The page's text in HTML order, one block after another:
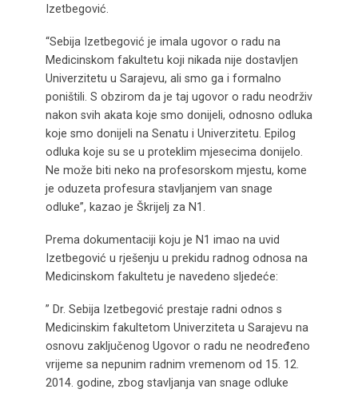
Izetbegović.
“Sebija Izetbegović je imala ugovor o radu na
Medicinskom fakultetu koji nikada nije dostavljen
Univerzitetu u Sarajevu, ali smo ga i formalno
poništili. S obzirom da je taj ugovor o radu neodrživ
nakon svih akata koje smo donijeli, odnosno odluka
koje smo donijeli na Senatu i Univerzitetu. Epilog
odluka koje su se u proteklim mjesecima donijelo.
Ne može biti neko na profesorskom mjestu, kome
je oduzeta profesura stavljanjem van snage
odluke”, kazao je Škrijelj za N1.
Prema dokumentaciji koju je N1 imao na uvid
Izetbegović u rješenju u prekidu radnog odnosa na
Medicinskom fakultetu je navedeno sljedeće:
” Dr. Sebija Izetbegović prestaje radni odnos s
Medicinskim fakultetom Univerziteta u Sarajevu na
osnovu zaključenog Ugovor o radu ne neodređeno
vrijeme sa nepunim radnim vremenom od 15. 12.
2014. godine, zbog stavljanja van snage odluke